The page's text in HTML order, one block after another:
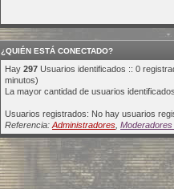
¿QUIÉN ESTÁ CONECTADO?
Hay 297 Usuarios identificados :: 0
minutos)
La mayor cantidad de usuarios
Usuarios registrados: No hay usuarios
Referencia: Administradores Moderadores